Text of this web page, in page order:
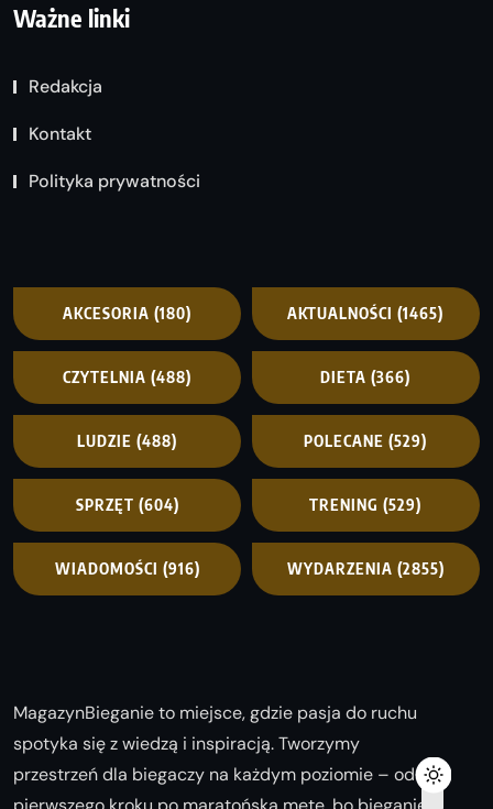
Ważne linki
Redakcja
Kontakt
Polityka prywatności
AKCESORIA (180) AKTUALNOŚCI (1465)
CZYTELNIA (488) DIETA (366)
LUDZIE (488) POLECANE (529)
SPRZĘT (604) TRENING (529)
WIADOMOŚCI (916) WYDARZENIA (2855)
MagazynBieganie to miejsce, gdzie pasja do ruchu
spotyka się z wiedzą i inspiracją. Tworzymy
przestrzeń dla biegaczy na każdym poziomie – od